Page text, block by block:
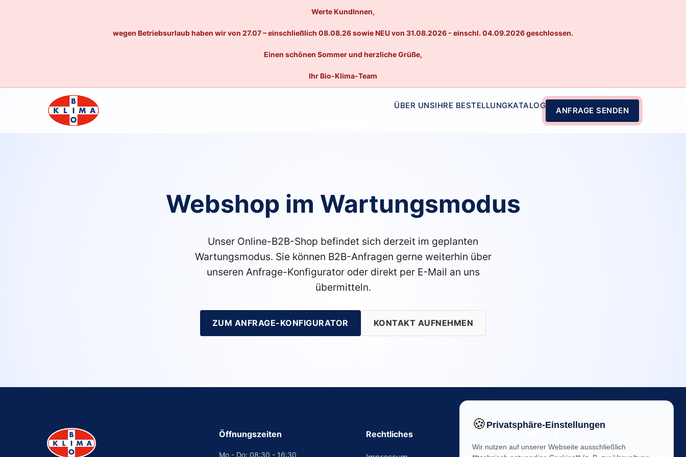
Werte KundInnen,
wegen Betriebsurlaub haben wir von 27.07 – einschließlich 08.08.26 sowie NEU von 31.08.2026 - einschl. 04.09.2026 geschlossen.
Einen schönen Sommer und herzliche Grüße,
Ihr Bio-Klima-Team
ÜBER UNSIHRE BESTELLUNGKATALOG
ANFRAGE SENDEN
Webshop im Wartungsmodus
Unser Online-B2B-Shop befindet sich derzeit im geplanten
Wartungsmodus. Sie können B2B-Anfragen gerne weiterhin über
unseren Anfrage-Konfigurator oder direkt per E-Mail an uns
übermitteln.
ZUM ANFRAGE-KONFIGURATOR KONTAKT AUFNEHMEN
Öffnungszeiten
Mo - Do: 08:30 - 16:30
Rechtliches
Ihre Meinung ist uns wichtig! Helfen
🍪Privatsphäre-Einstellungen
Wir nutzen auf unserer Webseite ausschließlich